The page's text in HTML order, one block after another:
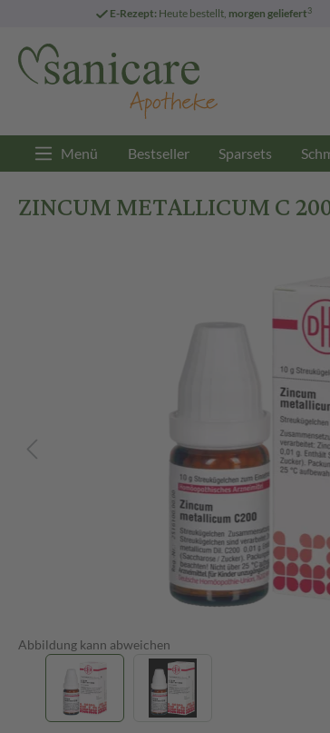
E-Rezept: Heute bestellt, morgen geliefert3
Menü Bestseller Sparsets
ZINCUM METALLICUM C
Abbildung kann abweichen